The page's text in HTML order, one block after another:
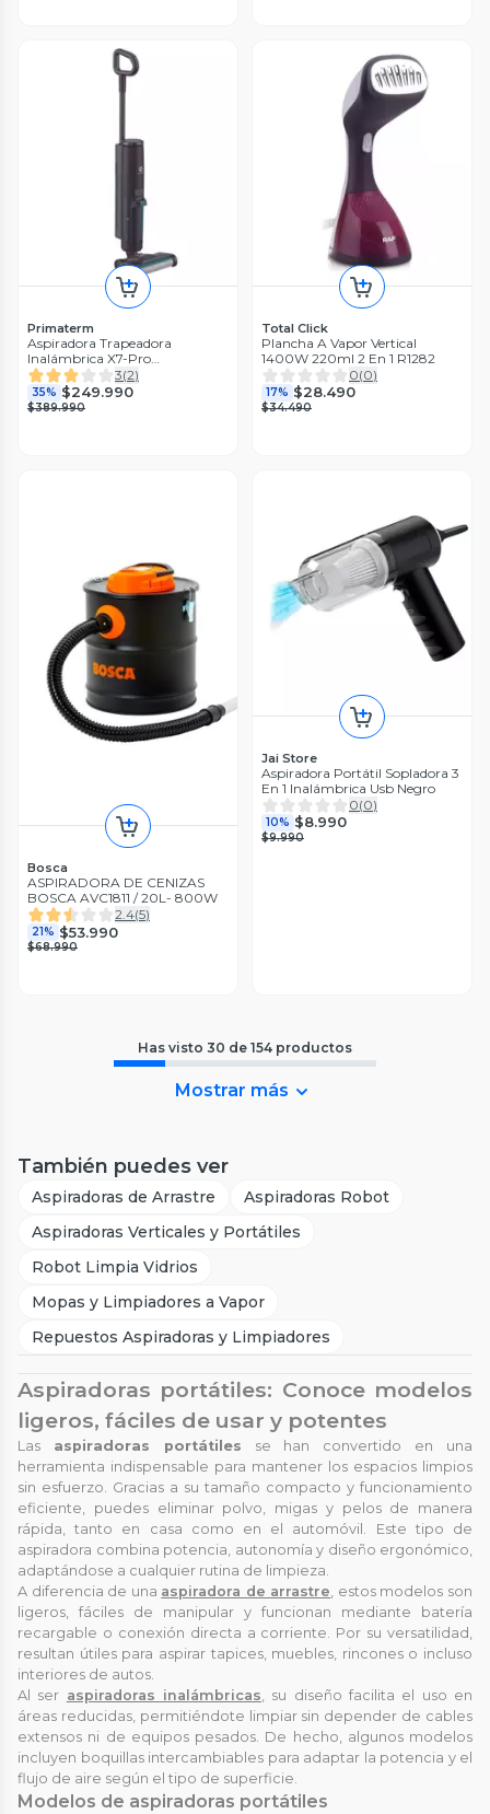
Primaterm
Aspiradora Trapeadora
Inalámbrica X7-Pro
PRIMATERM 3(2)
35% $249.990
$389.990
Total Click
Plancha A Vapor Vertical
1400W 220ml 2 En 1 R1282
0(0)
17% $28.490
$34.490
Bosca
ASPIRADORA DE CENIZAS
BOSCA AVC1811 / 20L- 800W
2.4(5)
21% $53.990
$68.990
Jai Store
Aspiradora Portátil Sopladora 3
En 1 Inalámbrica Usb Negro
0(0)
10% $8.990
$9.990
Has visto 30 de 154 productos
Mostrar más
También puedes ver
Aspiradoras de Arrastre
Aspiradoras Robot
Aspiradoras Verticales y Portátiles
Robot Limpia Vidrios
Mopas y Limpiadores a Vapor
Repuestos Aspiradoras y Limpiadores
Aspiradoras portátiles: Conoce modelos
ligeros, fáciles de usar y potentes
Las aspiradoras portátiles se han convertido en una
herramienta indispensable para mantener los espacios limpios
sin esfuerzo. Gracias a su tamaño compacto y funcionamiento
eficiente, puedes eliminar polvo, migas y pelos de manera
rápida, tanto en casa como en el automóvil. Este tipo de
aspiradora combina potencia, autonomía y diseño ergonómico,
adaptándose a cualquier rutina de limpieza.
A diferencia de una aspiradora de arrastre, estos modelos son
ligeros, fáciles de manipular y funcionan mediante batería
recargable o conexión directa a corriente. Por su versatilidad,
resultan útiles para aspirar tapices, muebles, rincones o incluso
interiores de autos.
Al ser aspiradoras inalámbricas, su diseño facilita el uso en
áreas reducidas, permitiéndote limpiar sin depender de cables
extensos ni de equipos pesados. De hecho, algunos modelos
incluyen boquillas intercambiables para adaptar la potencia y el
flujo de aire según el tipo de superficie.
Modelos de aspiradoras portátiles